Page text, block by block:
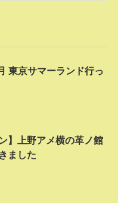
東京サマーランド行っ
】上野アメ横の革ノ館
ました